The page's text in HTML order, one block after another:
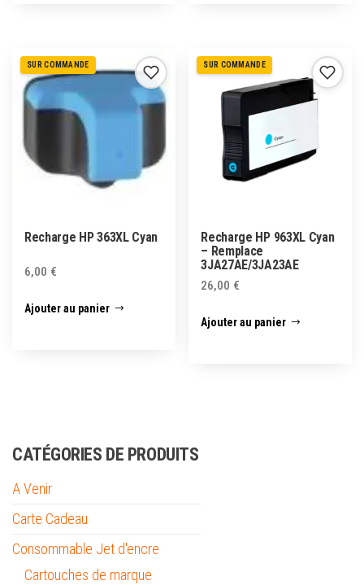
SUR COMMANDE
Recharge HP 363XL Cyan
6,00 €
Ajouter au panier
SUR COMMANDE
Recharge HP 963XL Cyan
– Remplace
3JA27AE/3JA23AE
26,00 €
Ajouter au panier
CATÉGORIES DE PRODUITS
A Venir
Carte Cadeau
Consommable Jet d'encre
Cartouches de marque